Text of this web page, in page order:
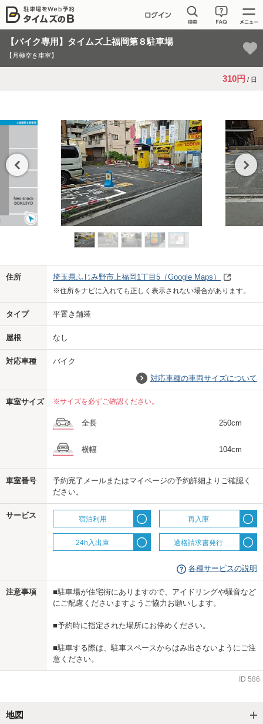
【バイク専用】タイムズ上福岡第８駐車場
【月極空き車室】
310円 / 日
Previo
us
住所 埼玉県ふじみ野市上福岡1丁目5 （Google Maps）
※住所をナビに入れても正しく表示されない場合があります。
タイプ 平置き舗装
屋根 なし
対応車種
バイク
対応車種の車両サイズについて
車室サイズ ※サイズを必ずご確認ください。
全長 250cm
横幅 104cm
車室番号
予約完了メールまたはマイページの予約詳細よりご確認く
ださい。
サービス 宿泊利用 再入庫
24h入出庫 適格請求書発行
各種サービスの説明
注意事項
■駐車場が住宅街にありますので、アイドリングや騒音など
にご配慮くださいますようご協力お願いします。
■予約時に指定された場所にお停めください。
■駐車する際は、駐車スペースからはみ出さないようにご注
意ください。
ID 586
地図